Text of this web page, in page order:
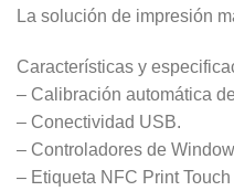
La solución de impresión
Características y
– Calibración automática
– Conectividad USB.
– Controladores de
– Etiqueta NFC Print